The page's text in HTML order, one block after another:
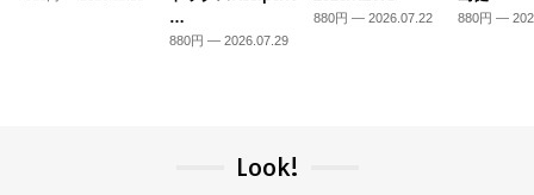
…
880円 — 2026.07.29
880円 — 2026.07.22 880円 —
Look!